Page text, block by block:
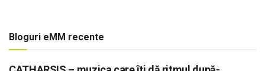
Bloguri eMM recente